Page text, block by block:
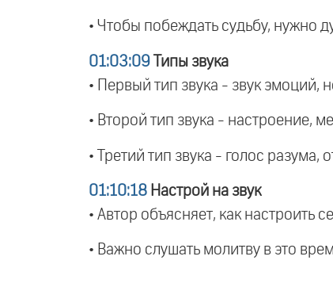
• Чтобы побеждать судьбу, нужно
01:03:09 Типы звука
• Первый тип звука - звук эмоций,
• Второй тип звука - настроение,
• Третий тип звука - голос
01:10:18 Настрой на звук
• Автор объясняет, как настроить
• Важно слушать молитву в это